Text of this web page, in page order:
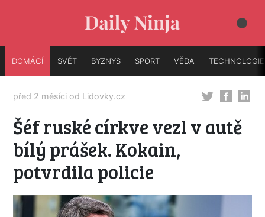
DOMÁCÍ SVĚT BYZNYS SPORT VĚDA TECHNOLOGIE
před 2 měsíci od Lidovky.cz
Šéf ruské církve vezl v autě
bílý prášek. Kokain,
potvrdila policie